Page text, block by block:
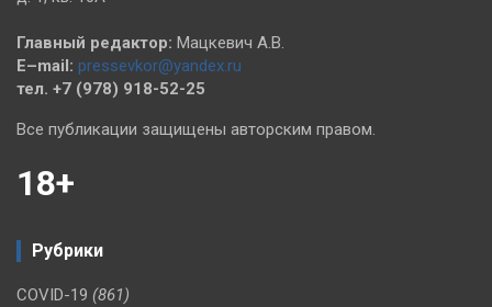
Главный редактор: Мацкевич А.В.
E–mail: pressevkor@yandex.ru
тел. +7 (978) 918-52-25
Все публикации защищены авторским правом.
18+
Рубрики
COVID-19 (861)